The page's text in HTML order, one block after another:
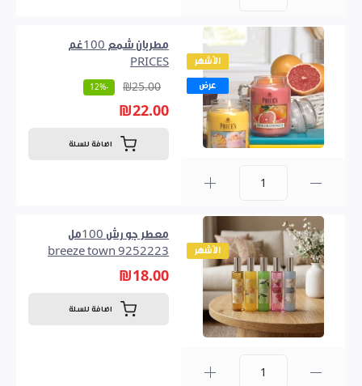
الأشهر
عرض
مطربان شمع 100غم
PRICES
₪25.00
-12%
₪22.00
اضافة للسلة
الأشهر
معطر جو رش 100مل
9252223 breeze town
₪18.00
اضافة للسلة